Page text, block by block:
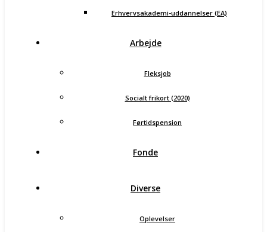
Erhvervsakademi-uddannelser (EA)
Arbejde
Fleksjob
Socialt frikort (2020)
Førtidspension
Fonde
Diverse
Oplevelser